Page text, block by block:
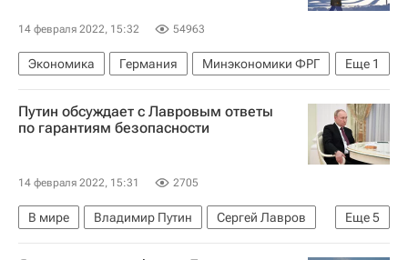
14 февраля 2022, 15:32 54963
Еще 1
Экономика Германия
Минэкономики ФРГ
Природный газ
Путин обсуждает с Лавровым ответы
по гарантиям безопасности
14 февраля 2022, 15:31 2705
Еще5
В мире Владимир Путин
Сергей Лавров
Юрий Ушаков
Восточная Европа
США